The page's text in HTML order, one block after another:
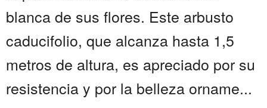
blanca de sus flores. Este arbusto
caducifolio, que alcanza hasta 1,5
metros de altura, es apreciado por su
resistencia y por la belleza orname...